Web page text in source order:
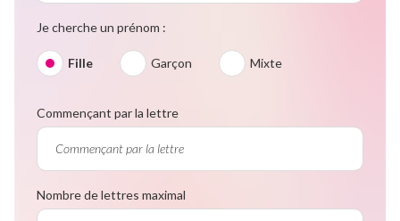
Je cherche un prénom :
Fille Garçon Mixte
Commençant par la lettre
Nombre de lettres maximal